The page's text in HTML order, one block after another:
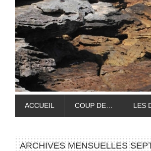
ACCUEIL COUP DE… LES
ARCHIVES MENSUELLES